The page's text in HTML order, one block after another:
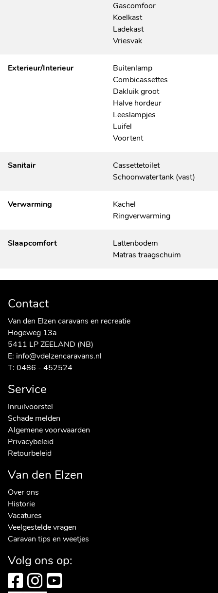
Gascomfoor
Koelkast
Ladekast
Vriesvak
Exterieur/Interieur
Buitenlamp
Combicassettes
Dakluik groot
Halve hordeur
Leeslampjes
Luifel
Voortent
Sanitair
Cassettetoilet
Schoonwatertank (vast)
Verwarming
Kachel
Ringverwarming
Slaapcomfort
Lattenbodem
Matras traagschuim
Contact
Van den Elzen caravans en recreatie
Hogeweg 13a
5411 LP ZEELAND (NB)
E: info@vdelzencaravans.nl
T: 0486 - 452524
Service
Inruilvoorstel
Schade melden
Algemene voorwaarden
Privacybeleid
Retourbeleid
Van den Elzen
Over ons
Historie
Vacatures
Veelgestelde vragen
Caravan tips en weetjes
Volg ons op: